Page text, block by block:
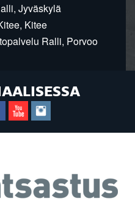
Jyväskylä
Kitee
Ralli, Porvoo